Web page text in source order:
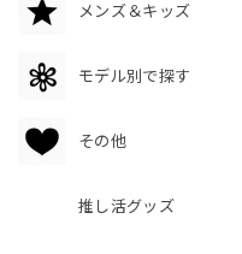
メンズ＆キッズ
モデル別で探す
その他
推し活グッズ